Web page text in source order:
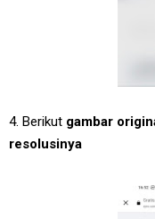
4. Berikut gambar
resolusinya